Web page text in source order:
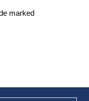
marked